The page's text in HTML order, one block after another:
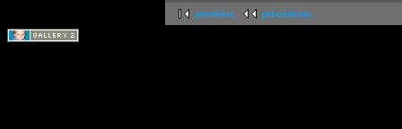
première précédente